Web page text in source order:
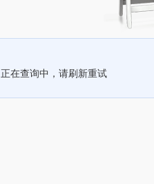
正在查询中，请刷新重试